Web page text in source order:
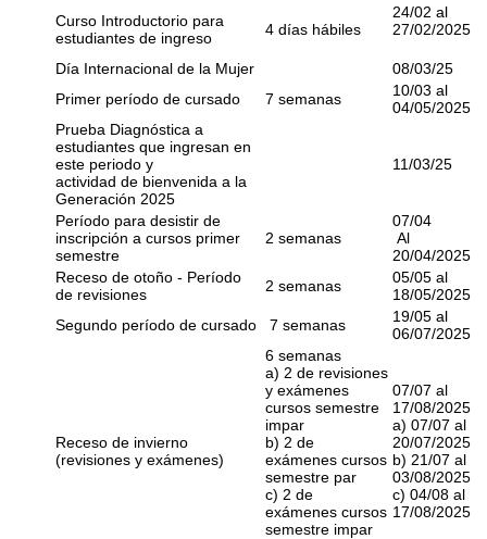
Curso Introductorio para
estudiantes de ingreso
4 días hábiles
24/02 al
27/02/2025
Día Internacional de la Mujer
08/03/25
Primer período de cursado
7 semanas
10/03 al
04/05/2025
Prueba Diagnóstica a
estudiantes que ingresan en
este periodo y
actividad de bienvenida a la
Generación 2025
11/03/25
Período para desistir de
inscripción a cursos primer
semestre
2 semanas
07/04
Al
20/04/2025
Receso de otoño - Período
de revisiones
2 semanas
05/05 al
18/05/2025
Segundo período de cursado
7 semanas
19/05 al
06/07/2025
Receso de invierno
(revisiones y exámenes)
6 semanas
a) 2 de revisiones
y exámenes
cursos semestre
impar
b) 2 de
exámenes cursos
semestre par
c) 2 de
exámenes cursos
semestre impar
07/07 al
17/08/2025
a) 07/07 al
20/07/2025
b) 21/07 al
03/08/2025
c) 04/08 al
17/08/2025